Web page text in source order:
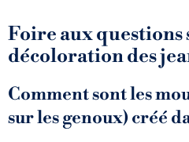
Foire aux questions
décoloration des
Comment sont les
sur les genoux) créé